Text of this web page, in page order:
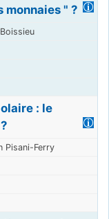
monnaies " ?
: le
Pisani-Ferry